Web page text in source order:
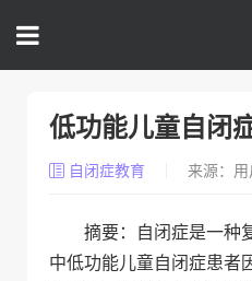
低功能儿童自闭
自闭症教育 来源：
摘要：自闭症是一种
中低功能儿童自闭症患者